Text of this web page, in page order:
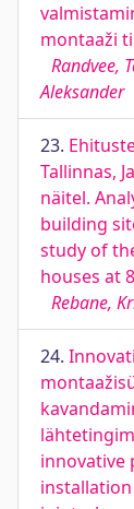
montaaži
Randvee,
Aleksander
23.
Tallinnas,
näitel.
building
study of
houses at
Rebane,
24.
innovative
installation